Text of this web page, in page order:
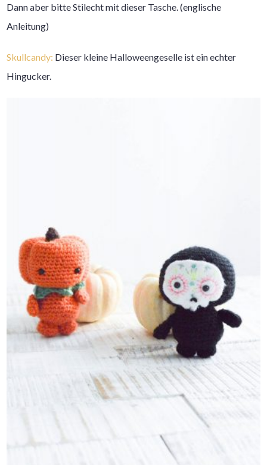
Dann aber bitte Stilecht mit dieser Tasche. (englische
Anleitung)
Skullcandy: Dieser kleine Halloweengeselle ist ein echter
Hingucker.